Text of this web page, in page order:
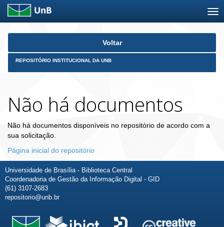
Skip
Voltar
REPOSITÓRIO INSTITUCIONAL DA UNB
Não há documentos
Não há documentos disponíveis no repositório de acordo com a
sua solicitação.
Página inicial do repositório
Universidade de Brasília - Biblioteca Central
Coordenadoria de Gestão da Informação Digital - GID
(61) 3107-2683
repositorio@unb.br